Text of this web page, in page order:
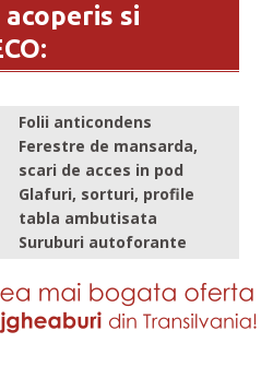
si
Folii anticondens
Ferestre de mansarda,
scari de acces in pod
Glafuri, sorturi, profile
tabla ambutisata
Suruburi autoforante